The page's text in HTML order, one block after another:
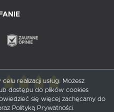
/ 5
realizacji usług. Możesz
dostępu do plików cookies
się więcej zachęcamy do
Polityką Prywatności.